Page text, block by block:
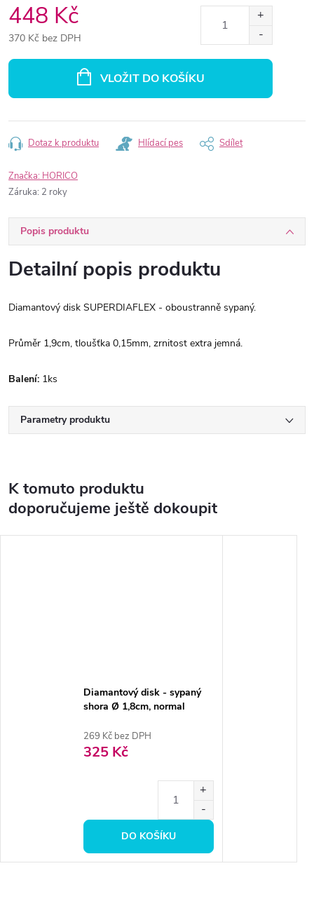
448 Kč
370 Kč bez DPH
VLOŽIT DO KOŠÍKU
Dotaz k produktu Hlídací pes Sdílet
Značka: HORICO
Záruka: 2 roky
Popis produktu
Detailní popis produktu
Diamantový disk SUPERDIAFLEX - oboustranně sypaný.
Průměr 1,9cm, tloušťka 0,15mm, zrnitost extra jemná.
Balení: 1ks
Parametry produktu
K tomuto produktu
doporučujeme ještě dokoupit
Diamantový disk - sypaný
shora Ø 1,8cm, normal
269 Kč bez DPH
325 Kč
DO KOŠÍKU